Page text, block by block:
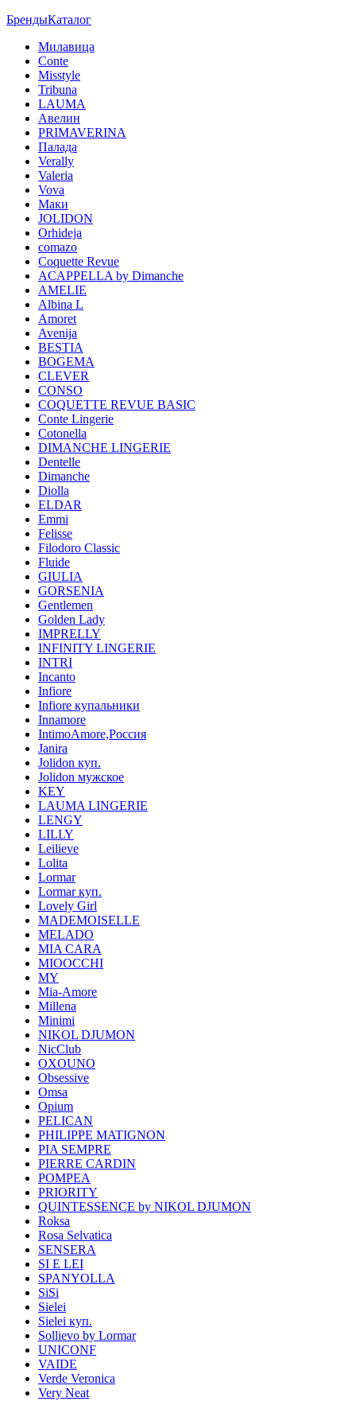
БрендыКаталог
Милавица
Conte
Misstyle
Tribuna
LAUMA
Авелин
PRIMAVERINA
Палада
Verally
Valeria
Vova
Маки
JOLIDON
Orhideja
comazo
Coquette Revue
ACAPPELLA by Dimanche
AMELIE
Albina L
Amoret
Avenija
BESTIA
BOGEMA
CLEVER
CONSO
COQUETTE REVUE BASIC
Conte Lingerie
Cotonella
DIMANCHE LINGERIE
Dentelle
Dimanche
Diolla
ELDAR
Emmi
Felisse
Filodoro Classic
Fluide
GIULIA
GORSENIA
Gentlemen
Golden Lady
IMPRELLY
INFINITY LINGERIE
INTRI
Incanto
Infiore
Infiore купальники
Innamore
IntimoAmore,Россия
Janira
Jolidon куп.
Jolidon мужское
KEY
LAUMA LINGERIE
LENGY
LILLY
Leilieve
Lolita
Lormar
Lormar куп.
Lovely Girl
MADEMOISELLE
MELADO
MIA CARA
MIOOCCHI
MY
Mia-Amore
Millena
Minimi
NIKOL DJUMON
NicClub
OXOUNO
Obsessive
Omsa
Opium
PELICAN
PHILIPPE MATIGNON
PIA SEMPRE
PIERRE CARDIN
POMPEA
PRIORITY
QUINTESSENCE by NIKOL DJUMON
Roksa
Rosa Selvatica
SENSERA
SI E LEI
SPANYOLLA
SiSi
Sielei
Sielei куп.
Sollievo by Lormar
UNICONF
VAIDE
Verde Veronica
Very Neat